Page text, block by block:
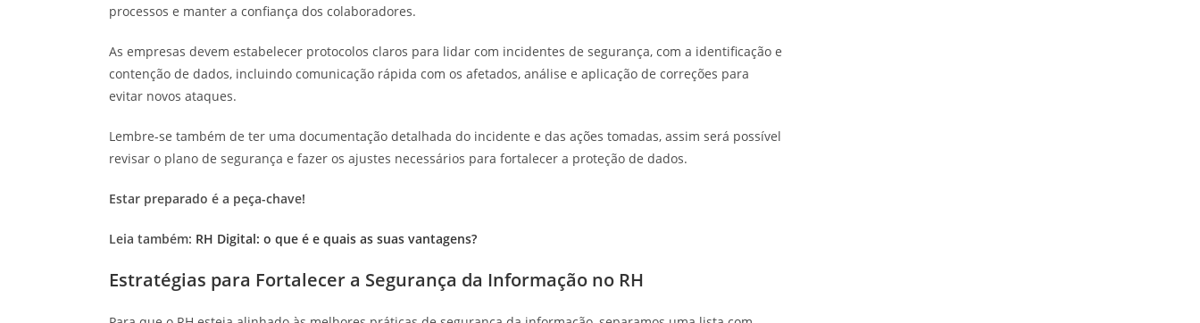
processos e manter a confiança dos colaboradores.
As empresas devem estabelecer protocolos claros para lidar com incidentes de segurança, com a identificação e
contenção de dados, incluindo comunicação rápida com os afetados, análise e aplicação de correções para
evitar novos ataques.
Lembre-se também de ter uma documentação detalhada do incidente e das ações tomadas, assim será possível
revisar o plano de segurança e fazer os ajustes necessários para fortalecer a proteção de dados.
Estar preparado é a peça-chave!
Leia também: RH Digital: o que é e quais as suas vantagens?
Estratégias para Fortalecer a Segurança da Informação no RH